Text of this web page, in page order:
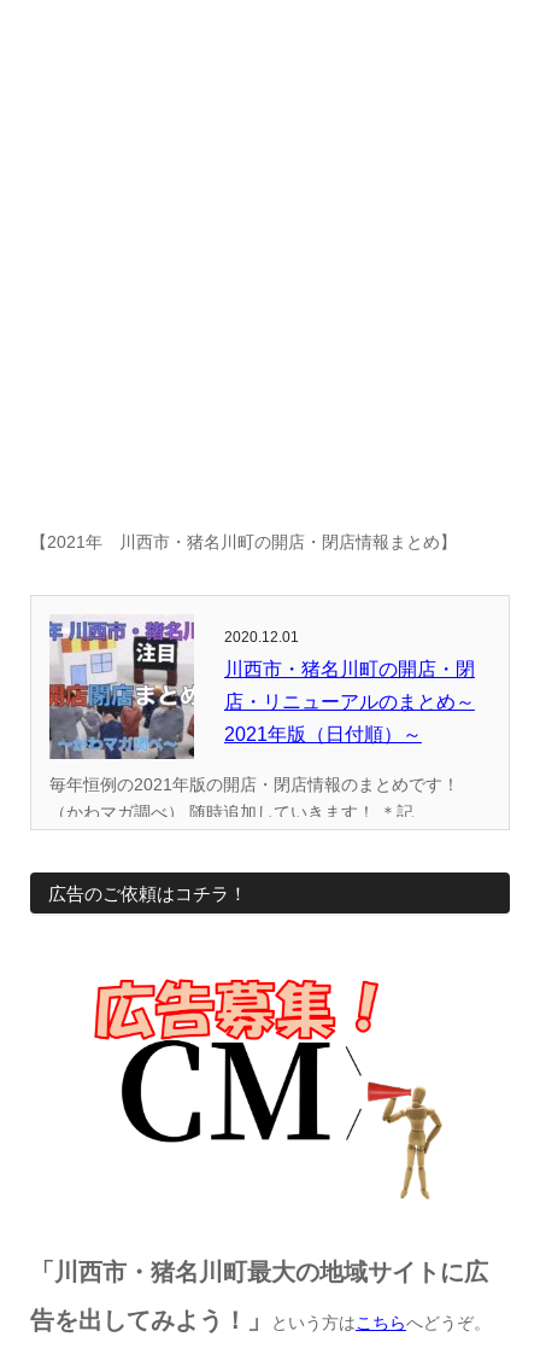
【2021年 川西市・猪名川町の開店・閉店情報まとめ】
2020.12.01
川西市・猪名川町の開店・閉
店・リニューアルのまとめ～
2021年版（日付順）～
毎年恒例の2021年版の開店・閉店情報のまとめです！
（かわマガ調べ） 随時追加していきます！ ＊記...
広告のご依頼はコチラ！
「川西市・猪名川町最大の地域サイトに広
告を出してみよう！」
という方はこちらへどうぞ。